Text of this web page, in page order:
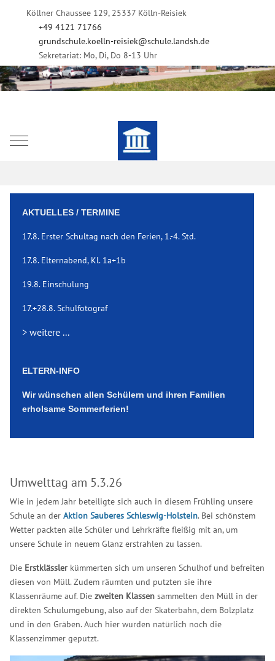
Köllner Chaussee 129, 25337 Kölln-Reisiek
+49 4121 71766
grundschule.koelln-reisiek@schule.landsh.de
Sekretariat: Mo, Di, Do 8-13 Uhr
Mobile Menu Toggle
AKTUELLES / TERMINE
17.8. Erster Schultag nach den Ferien, 1.-4. Std.
17.8. Elternabend, Kl. 1a+1b
19.8. Einschulung
17.+28.8. Schulfotograf
> weitere ...
ELTERN-INFO
Wir wünschen allen Schülern und ihren Familien
erholsame Sommerferien!
Umwelttag am 5.3.26
Wie in jedem Jahr beteiligte sich auch in diesem Frühling unsere
Schule an derAktion Sauberes Schleswig-Holstein. Bei schönstem
Wetter packten alle Schüler und Lehrkräfte fleißig mit an, um
unsere Schule in neuem Glanz erstrahlen zu lassen.
Die Erstklässler kümmerten sich um unseren Schulhof und befreiten
diesen von Müll. Zudem räumten und putzten sie ihre
Klassenräume auf. Diezweiten Klassen sammelten den Müll in der
direkten Schulumgebung, also auf der Skaterbahn, dem Bolzplatz
und in den Gräben. Auch hier wurden natürlich noch die
Klassenzimmer geputzt.